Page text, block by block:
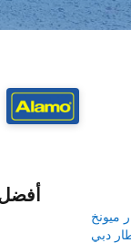
ميونخ
دبي